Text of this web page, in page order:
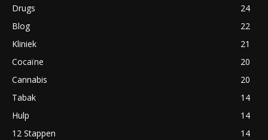
Drugs
24
Blog
22
Kliniek
21
Cocaïne
20
Cannabis
20
Tabak
14
Hulp
14
12 Stappen
14